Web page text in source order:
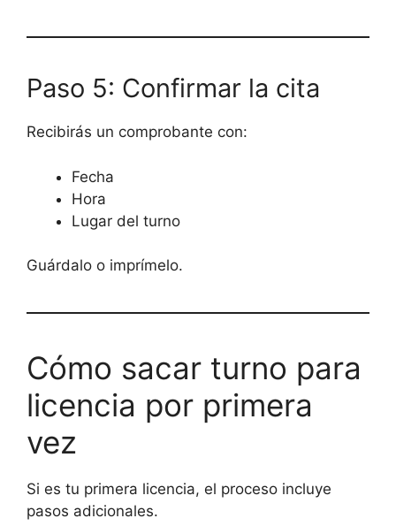
Paso 5: Confirmar la cita
Recibirás un comprobante con:
Fecha
Hora
Lugar del turno
Guárdalo o imprímelo.
Cómo sacar turno para
licencia por primera
vez
Si es tu primera licencia, el proceso incluye
pasos adicionales.